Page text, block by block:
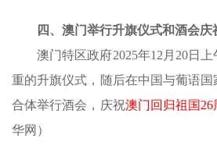
四、澳门举行升旗仪式和酒会庆
澳门特区政府2025年12月20日
重的升旗仪式，随后在中国与葡语
合体举行酒会，庆祝澳门回归祖国26
华网 ）